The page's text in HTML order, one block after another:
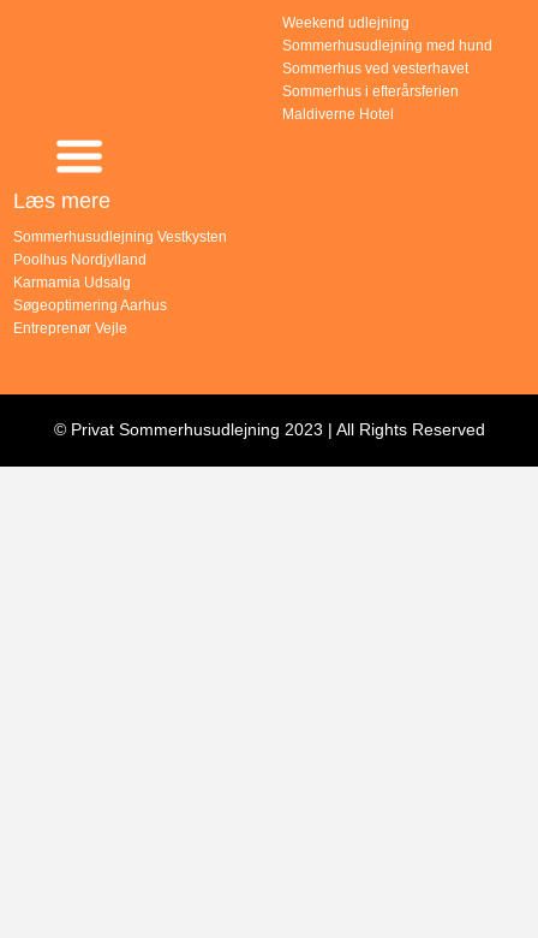
Weekend udlejning
Sommerhusudlejning med hund
Sommerhus ved vesterhavet
Sommerhus i efterårsferien
Maldiverne Hotel
Læs mere
Sommerhusudlejning Vestkysten
Poolhus Nordjylland
Karmamia Udsalg
Søgeoptimering Aarhus
Entreprenør Vejle
© Privat Sommerhusudlejning 2023 | All Rights Reserved